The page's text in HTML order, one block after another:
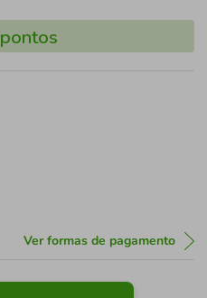
pontos
Ver formas de pagamento